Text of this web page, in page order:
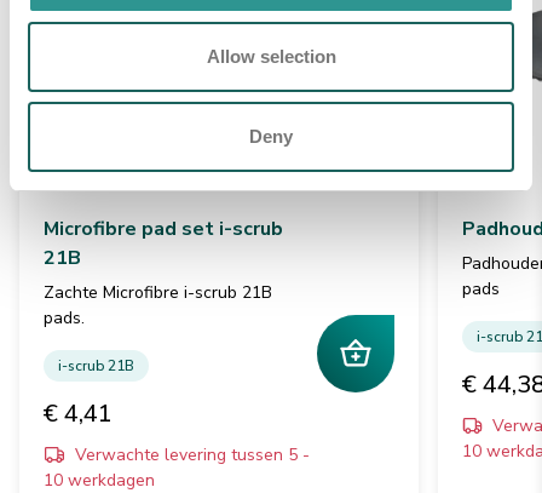
Allow selection
Deny
Microfibre pad set i-scrub
21B
Zachte Microfibre i-scrub 21B
pads.
i-scrub 21B
€ 4,41
Verwachte levering tussen 5 -
10 werkdagen
pads
i-scrub
€
10